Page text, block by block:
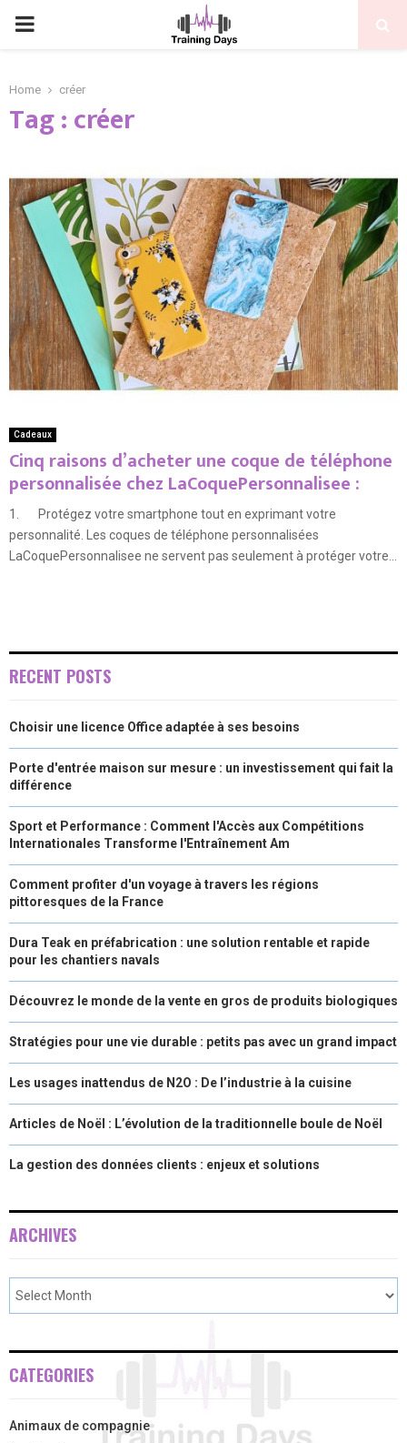
PRIMARY
Home créer
Tag : créer
Cadeaux
Cinq raisons d’acheter une coque de téléphone
personnalisée chez LaCoquePersonnalisee :
1. Protégez votre smartphone tout en exprimant votre
personnalité. Les coques de téléphone personnalisées
LaCoquePersonnalisee ne servent pas seulement à protéger votre...
RECENT POSTS
Choisir une licence Office adaptée à ses besoins
Porte d'entrée maison sur mesure : un investissement qui fait la
différence
Sport et Performance : Comment l'Accès aux Compétitions
Internationales Transforme l'Entraînement Am
Comment profiter d'un voyage à travers les régions
pittoresques de la France
Dura Teak en préfabrication : une solution rentable et rapide
pour les chantiers navals
Découvrez le monde de la vente en gros de produits biologiques
Stratégies pour une vie durable : petits pas avec un grand impact
Les usages inattendus de N2O : De l’industrie à la cuisine
Articles de Noël : L’évolution de la traditionnelle boule de Noël
La gestion des données clients : enjeux et solutions
ARCHIVES
CATEGORIES
Animaux de compagnie